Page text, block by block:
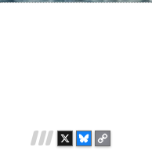
X
B
C